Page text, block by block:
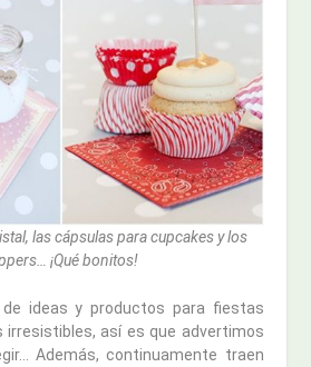
las cápsulas para cupcakes y los
¡Qué bonitos!
ideas y productos para fiestas
irresistibles, así es que advertimos
Además, continuamente traen